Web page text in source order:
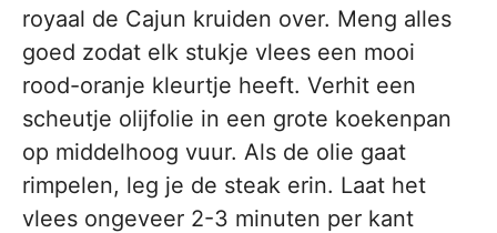
royaal de Cajun kruiden over. Meng alles
goed zodat elk stukje vlees een mooi
rood-oranje kleurtje heeft. Verhit een
scheutje olijfolie in een grote koekenpan
op middelhoog vuur. Als de olie gaat
rimpelen, leg je de steak erin. Laat het
vlees ongeveer 2-3 minuten per kant